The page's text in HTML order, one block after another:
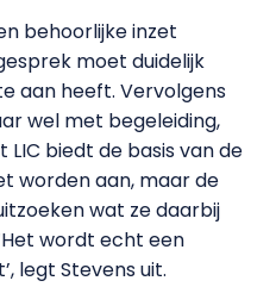
behoorlijke inzet
moet duidelijk
aan heeft. Vervolgens
wel met begeleiding,
biedt de basis van de
worden aan, maar de
wat ze daarbij
wordt echt een
legt Stevens uit.